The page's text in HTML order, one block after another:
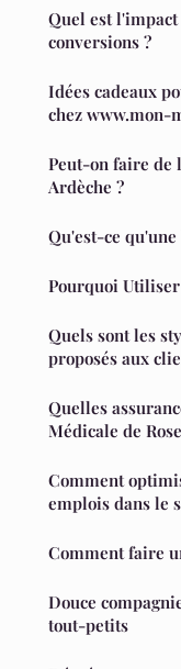
Quel est
conversions ?
Idées cadeaux
chez www.mon-
Peut-on faire de
Ardèche ?
Qu'est-ce
Pourquoi
Quels sont les
proposés aux
Quelles
Médicale de
Comment
emplois dans le
Comment faire
Douce
tout-petits